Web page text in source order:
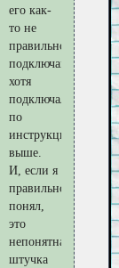
его как-
то не
правильно
подключаю,
хотя
подключал
по
инструкции
выше.
И, если я
правильно
понял,
это
непонятная
штучка